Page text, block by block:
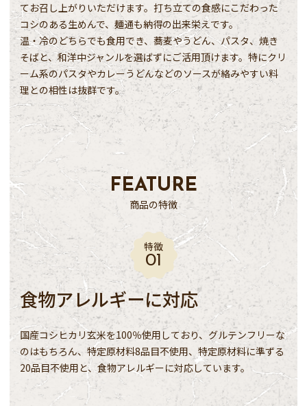
てお召し上がりいただけます。打ち立ての食感にこだわった
コシのある生めんで、麺通も納得の出来栄えです。
温・冷のどちらでも食用でき、蕎麦やうどん、パスタ、焼き
そばと、和洋中ジャンルを選ばずにご活用頂けます。特にクリ
ーム系のパスタやカレーうどんなどのソースが絡みやすい料
理との相性は抜群です。
FEATURE
商品の特徴
特徴
食物アレルギーに対応
国産コシヒカリ玄米を100％使用しており、グルテンフリーな
のはもちろん、特定原材料8品目不使用、特定原材料に準ずる
20品目不使用と、食物アレルギーに対応しています。